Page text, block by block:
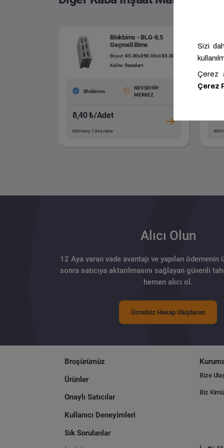
Blokbims - BLG-8,5
Geçmeli Bims
Boyut 85.00x390.00x185.00
Kalite Standart
Blokbims
NEVŞEHİR -
MERKEZ
8,40 ₺/Adet
KDV Hariç: 7,00 ₺/Adet KDV
Alıcı Olun
12 Aya varan vade avantajı ve yapılan ödemenin
sonra satıcıya aktarılmasını sağlayan güvenli
hemen alıcı ol.
Ücretsiz Hesap Oluşturun
Broşürümüz
Ürünler
Onaylı Satıcılar
Kullanıcı Deneyimleri
Sık Sorulanlar
Bize
Biz